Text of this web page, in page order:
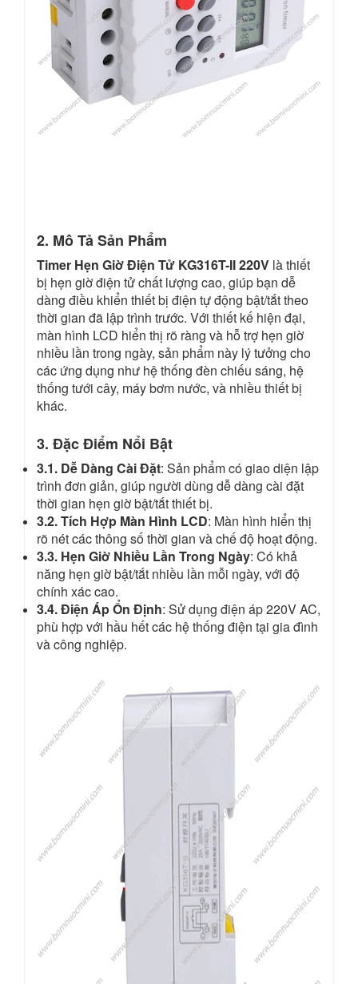
2. Mô Tả Sản Phẩm
Timer Hẹn Giờ Điện Tử KG316T-II 220V là thiết
bị hẹn giờ điện tử chất lượng cao, giúp bạn dễ
dàng điều khiển thiết bị điện tự động bật/tắt theo
thời gian đã lập trình trước. Với thiết kế hiện đại,
màn hình LCD hiển thị rõ ràng và hỗ trợ hẹn giờ
nhiều lần trong ngày, sản phẩm này lý tưởng cho
các ứng dụng như hệ thống đèn chiếu sáng, hệ
thống tưới cây, máy bơm nước, và nhiều thiết bị
khác.
3. Đặc Điểm Nổi Bật
3.1. Dễ Dàng Cài Đặt: Sản phẩm có giao diện lập
trình đơn giản, giúp người dùng dễ dàng cài đặt
thời gian hẹn giờ bật/tắt thiết bị.
3.2. Tích Hợp Màn Hình LCD: Màn hình hiển thị
rõ nét các thông số thời gian và chế độ hoạt động.
3.3. Hẹn Giờ Nhiều Lần Trong Ngày: Có khả
năng hẹn giờ bật/tắt nhiều lần mỗi ngày, với độ
chính xác cao.
3.4. Điện Áp Ổn Định: Sử dụng điện áp 220V AC,
phù hợp với hầu hết các hệ thống điện tại gia đình
và công nghiệp.